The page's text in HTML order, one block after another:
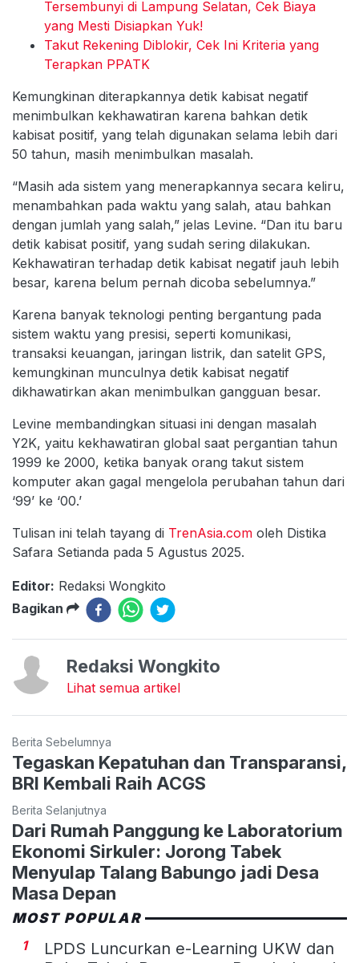
Tersembunyi di Lampung Selatan, Cek Biaya
yang Mesti Disiapkan Yuk!
Takut Rekening Diblokir, Cek Ini Kriteria yang
Terapkan PPATK
Kemungkinan diterapkannya detik kabisat negatif
menimbulkan kekhawatiran karena bahkan detik
kabisat positif, yang telah digunakan selama lebih dari
50 tahun, masih menimbulkan masalah.
“Masih ada sistem yang menerapkannya secara keliru,
menambahkan pada waktu yang salah, atau bahkan
dengan jumlah yang salah,” jelas Levine. “Dan itu baru
detik kabisat positif, yang sudah sering dilakukan.
Kekhawatiran terhadap detik kabisat negatif jauh lebih
besar, karena belum pernah dicoba sebelumnya.”
Karena banyak teknologi penting bergantung pada
sistem waktu yang presisi, seperti komunikasi,
transaksi keuangan, jaringan listrik, dan satelit GPS,
kemungkinan munculnya detik kabisat negatif
dikhawatirkan akan menimbulkan gangguan besar.
Levine membandingkan situasi ini dengan masalah
Y2K, yaitu kekhawatiran global saat pergantian tahun
1999 ke 2000, ketika banyak orang takut sistem
komputer akan gagal mengelola perubahan tahun dari
‘99’ ke ‘00.’
Tulisan ini telah tayang di TrenAsia.com oleh Distika
Safara Setianda pada 5 Agustus 2025.
Editor: Redaksi Wongkito
Bagikan
Redaksi Wongkito
Lihat semua artikel
Berita Sebelumnya
Tegaskan Kepatuhan dan Transparansi,
BRI Kembali Raih ACGS
Berita Selanjutnya
Dari Rumah Panggung ke Laboratorium
Ekonomi Sirkuler: Jorong Tabek
Menyulap Talang Babungo jadi Desa
Masa Depan
MOST POPULAR
1
LPDS Luncurkan e-Learning UKW dan